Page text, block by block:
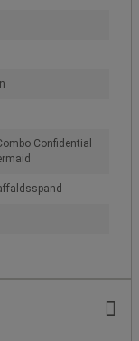
Confidential